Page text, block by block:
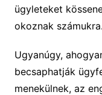
ügyleteket
okoznak számukra.
Ugyanúgy,
becsaphatják
menekülnek, az